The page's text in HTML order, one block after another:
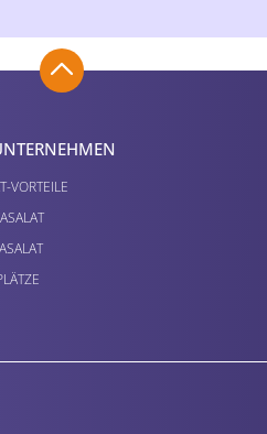
VORTEILE